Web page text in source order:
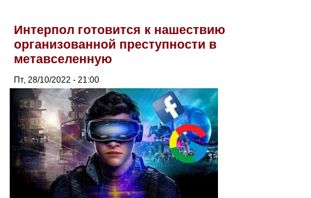
Интерпол готовится к нашествию
организованной преступности в
метавселенную
Пт, 28/10/2022 - 21:00